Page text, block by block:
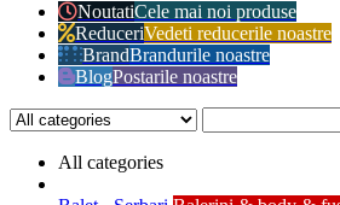
NoutatiCele mai noi produse
ReduceriVedeti reducerile noastre
BrandBrandurile noastre
BlogPostarile noastre
All categories